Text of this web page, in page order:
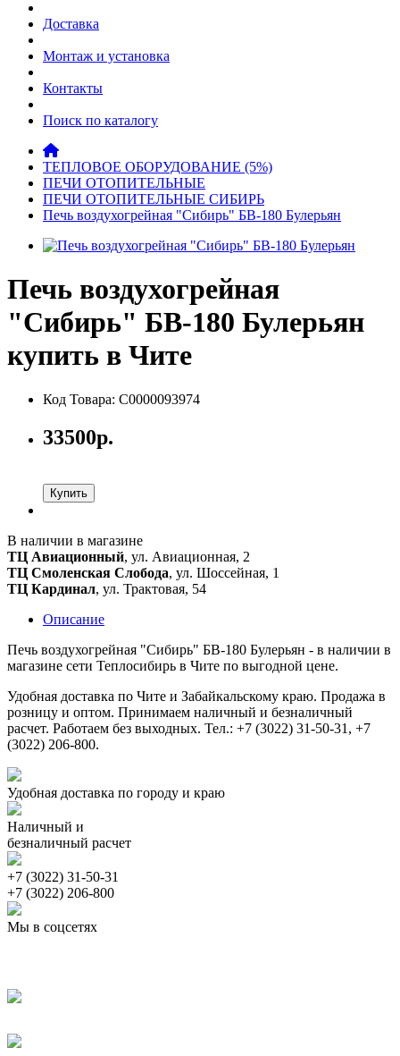
Доставка
Монтаж и установка
Контакты
Поиск по каталогу
ТЕПЛОВОЕ ОБОРУДОВАНИЕ (5%)
ПЕЧИ ОТОПИТЕЛЬНЫЕ
ПЕЧИ ОТОПИТЕЛЬНЫЕ СИБИРЬ
Печь воздухогрейная "Сибирь" БВ-180 Булерьян
Печь воздухогрейная
"Сибирь" БВ-180 Булерьян
купить в Чите
Код Товара: С0000093974
33500р.
Купить
В наличии в магазине
ТЦ Авиационный, ул. Авиационная, 2
ТЦ Смоленская Слобода, ул. Шоссейная, 1
ТЦ Кардинал, ул. Трактовая, 54
Описание
Печь воздухогрейная "Сибирь" БВ-180 Булерьян - в наличии в
магазине сети Теплосибирь в Чите по выгодной цене.
Удобная доставка по Чите и Забайкальскому краю. Продажа в
розницу и оптом. Принимаем наличный и безналичный
расчет. Работаем без выходных. Тел.: +7 (3022) 31-50-31, +7
(3022) 206-800.
Удобная доставка по городу и краю
Наличный и
безналичный расчет
+7 (3022) 31-50-31
+7 (3022) 206-800
Мы в соцсетях